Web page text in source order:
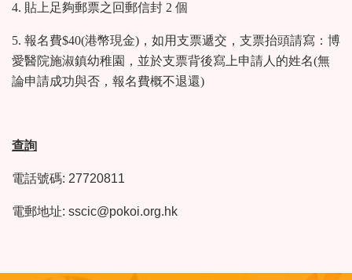
4. 貼上足夠郵票之回郵信封 2 個
5. 報名費$40(港幣現金)，如用支票遞交，支票抬頭請寫：博
愛醫院施淑鎮幼稚園，並於支票背後寫上申請人的姓名(無
論申請成功與否，報名費概不退還)
查詢
電話號碼: 27720811
電郵地址: sscic@pokoi.org.hk